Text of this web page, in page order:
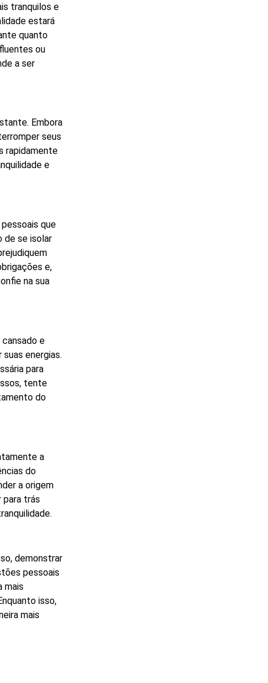
tranquilos e
estará
quanto
ou
a ser
Embora
seus
rapidamente
e
que
de se isolar
e,
na sua
e
energias.
para
tente
do
a
do
a origem
para trás
demonstrar
pessoais
mais
isso,
mais